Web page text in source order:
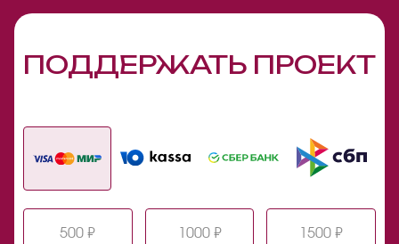
ПОДДЕРЖАТЬ ПРОЕКТ
500 ₽ 1000 ₽ 1500 ₽